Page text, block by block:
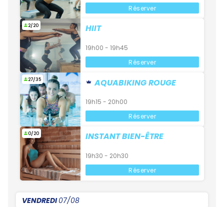
Réserver
2/20 HIIT
19h00 - 19h45
Réserver
27/35 AQUABIKING ROUGE
19h15 - 20h00
Réserver
0/20 INSTANT BIEN-ÊTRE
19h30 - 20h30
Réserver
VENDREDI07/08